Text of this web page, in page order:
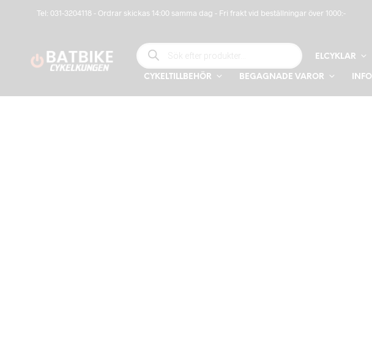
Tel: 031-3204118 - Ordrar skickas 14:00 samma dag - Fri frakt vid beställningar över 1000:-
PRODUCTS SEARCH
ELCYKLAR
CYKELTILLBEHÖR BEGAGNADE VAROR INFO